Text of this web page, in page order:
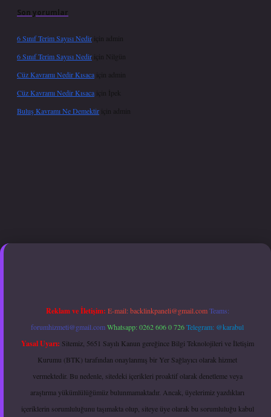
Son yorumlar
6 Sınıf Terim Sayısı Nedir için
admin
6 Sınıf Terim Sayısı Nedir için Nilgün
Cüz Kavramı Nedir Kısaca için
admin
Cüz Kavramı Nedir Kısaca için İpek
Buluş Kavramı Ne Demektir için admin
betexper.xyzhiltonbet güncel giriş
Reklam ve İletişim: E-mail:backlinkpaneli@gmail.com Teams:
forumhizmeti@gmail.comWhatsapp: 0262 606 0 726Telegram: @karabul
Yasal Uyarı: Sitemiz, 5651 Sayılı Kanun gereğince Bilgi Teknolojileri ve İletişim
Kurumu (BTK) tarafından onaylanmış bir Yer Sağlayıcı olarak hizmet
vermektedir. Bu nedenle, sitedeki içerikleri proaktif olarak denetleme veya
araştırma yükümlülüğümüz bulunmamaktadır. Ancak, üyelerimiz yazdıkları
içeriklerin sorumluluğunu taşımakta olup, siteye üye olarak bu sorumluluğu kabul